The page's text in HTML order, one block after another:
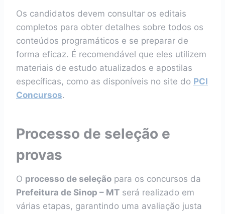
Os candidatos devem consultar os editais
completos para obter detalhes sobre todos os
conteúdos programáticos e se preparar de
forma eficaz. É recomendável que eles utilizem
materiais de estudo atualizados e apostilas
específicas, como as disponíveis no site do PCI
Concursos.
Processo de seleção e
provas
O processo de seleção para os concursos da
Prefeitura de Sinop – MT será realizado em
várias etapas, garantindo uma avaliação justa